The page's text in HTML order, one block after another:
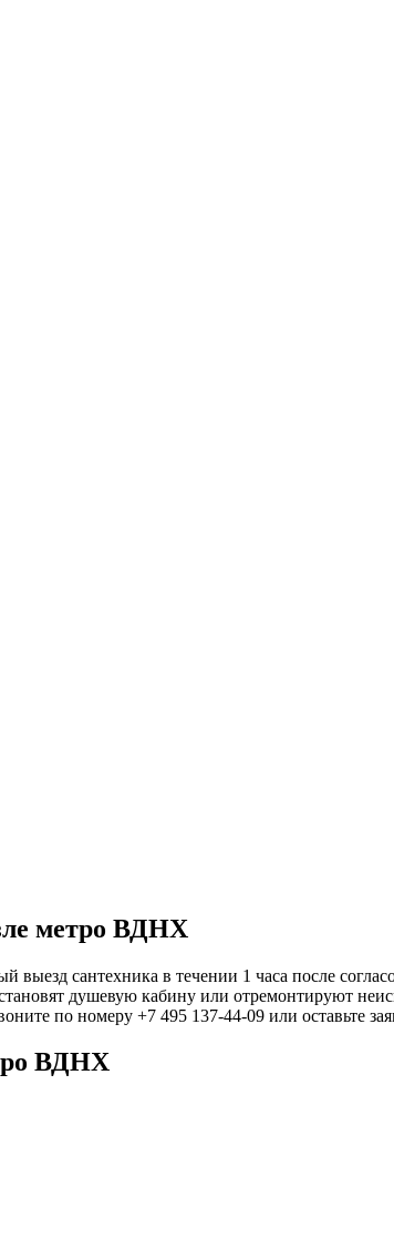
метро ВДНХ
сантехника в течении 1 часа после
душевую кабину или отремонтируют
по номеру +7 495 137-44-09 или оставьте
ВДНХ